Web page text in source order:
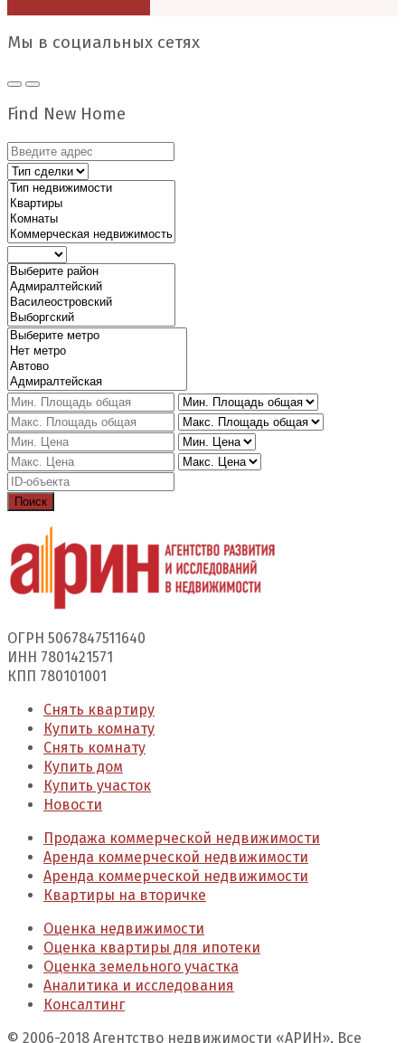
Мы в социальных сетях
Find New Home
Поиск
ОГРН 5067847511640
ИНН 7801421571
КПП 780101001
Снять квартиру
Купить комнату
Снять комнату
Купить дом
Купить участок
Новости
Продажа коммерческой недвижимости
Аренда коммерческой недвижимости
Аренда коммерческой недвижимости
Квартиры на вторичке
Оценка недвижимости
Оценка квартиры для ипотеки
Оценка земельного участка
Аналитика и исследования
Консалтинг
© 2006-2018 Агентство недвижимости «АРИН». Все